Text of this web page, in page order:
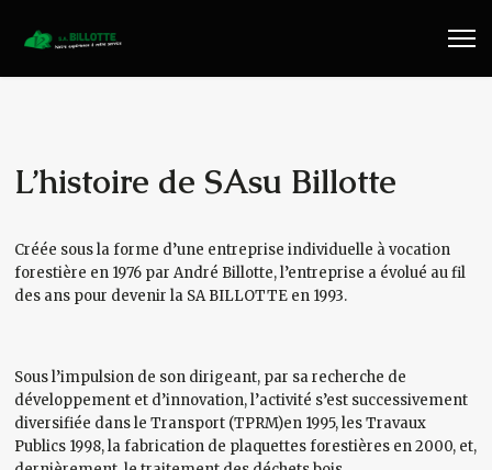
Travaux Forestiers
Traitement de Déchets Bois
Contact
L’histoire de SAsu Billotte
Créée sous la forme d’une entreprise individuelle à vocation
forestière en 1976 par André Billotte, l’entreprise a évolué au fil
des ans pour devenir la SA BILLOTTE en 1993.
Sous l’impulsion de son dirigeant, par sa recherche de
développement et d’innovation, l’activité s’est successivement
diversifiée dans le Transport (TPRM)en 1995, les Travaux
Publics 1998, la fabrication de plaquettes forestières en 2000, et,